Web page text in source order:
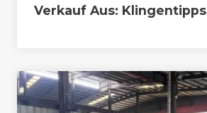
Verkauf Aus: Klingentipps